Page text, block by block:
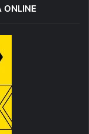
ONLINE